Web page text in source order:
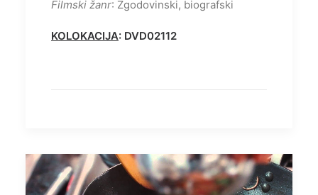
Filmski žanr: Zgodovinski, biografski
KOLOKACIJA: DVD02112